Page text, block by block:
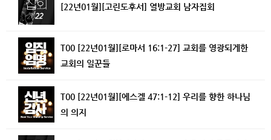
[22년01월][고린도후서] 열방교회 남자집회
T00 [22년01월][로마서 16:1-27] 교회를 영광되게한
교회의 일꾼들
T00 [22년01월][에스겔 47:1-12] 우리를 향한 하나님
의 의지